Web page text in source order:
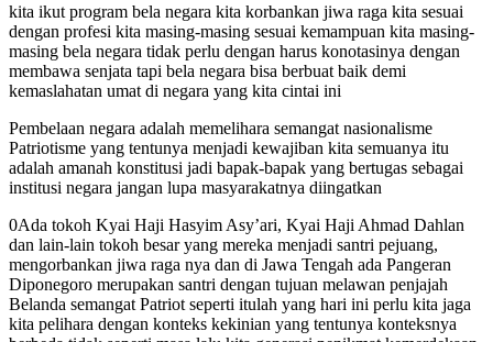
kita ikut program bela negara kita korbankan jiwa raga kita sesuai
dengan profesi kita masing-masing sesuai kemampuan kita masing-
masing bela negara tidak perlu dengan harus konotasinya dengan
membawa senjata tapi bela negara bisa berbuat baik demi
kemaslahatan umat di negara yang kita cintai ini
Pembelaan negara adalah memelihara semangat nasionalisme
Patriotisme yang tentunya menjadi kewajiban kita semuanya itu
adalah amanah konstitusi jadi bapak-bapak yang bertugas sebagai
institusi negara jangan lupa masyarakatnya diingatkan
0Ada tokoh Kyai Haji Hasyim Asy’ari, Kyai Haji Ahmad Dahlan
dan lain-lain tokoh besar yang mereka menjadi santri pejuang,
mengorbankan jiwa raga nya dan di Jawa Tengah ada Pangeran
Diponegoro merupakan santri dengan tujuan melawan penjajah
Belanda semangat Patriot seperti itulah yang hari ini perlu kita jaga
kita pelihara dengan konteks kekinian yang tentunya konteksnya